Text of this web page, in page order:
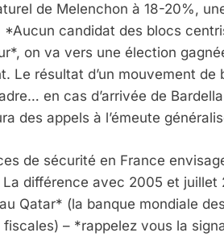
de Melenchon à 18-20%,
*Aucun candidat des blocs
on va vers une élection
Le résultat d’un mouvement
en cas d’arrivée de
des appels à l’émeute
de sécurité en France
La différence avec 2005 et
Qatar* (la banque mondiale
– *rappelez vous la